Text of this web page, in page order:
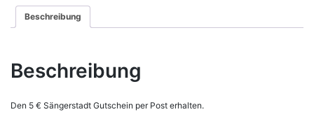
Beschreibung
Beschreibung
Den 5 € Sängerstadt Gutschein per Post erhalten.